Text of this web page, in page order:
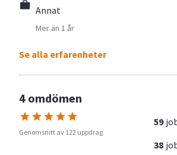
Annat
Mer än 1 år
Se alla erfarenheter
4 omdömen
Genomsnitt av 122 uppdrag
59
38